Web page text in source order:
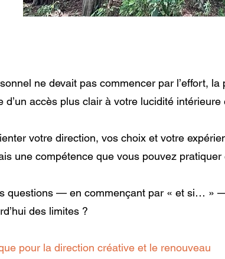
ne devait pas commencer par l’effort,
d’un accès plus clair à votre lucidité
votre direction, vos choix et votre
une compétence que vous pouvez pratiquer
questions — en commençant par « et si… »
des limites ?
pour la direction créative et le renouveau